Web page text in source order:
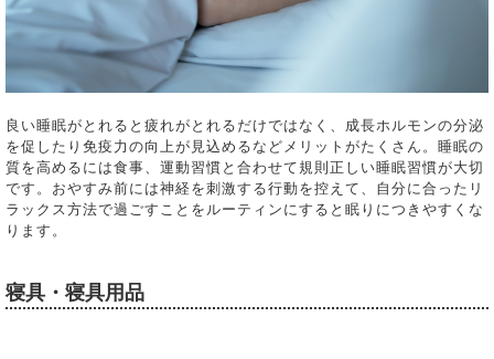
良い睡眠がとれると疲れがとれるだけではなく、成長ホルモンの分泌
を促したり免疫力の向上が見込めるなどメリットがたくさん。睡眠の
質を高めるには食事、運動習慣と合わせて規則正しい睡眠習慣が大切
です。おやすみ前には神経を刺激する行動を控えて、自分に合ったリ
ラックス方法で過ごすことをルーティンにすると眠りにつきやすくな
ります。
寝具・寝具用品